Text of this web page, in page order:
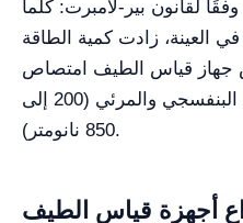
لقانون بير-لامبرت: كلما
العينة، زادت كمية الطاقة
جهاز قياس الطيف امتصاص
العينة في طيف الضوء فوق البنفسجي والمرئي (200 إلى
850 نانومتر).
أجهزة قياس الطيف